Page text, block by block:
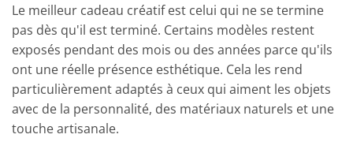
Le meilleur cadeau créatif est celui qui ne se termine
pas dès qu'il est terminé. Certains modèles restent
exposés pendant des mois ou des années parce qu'ils
ont une réelle présence esthétique. Cela les rend
particulièrement adaptés à ceux qui aiment les objets
avec de la personnalité, des matériaux naturels et une
touche artisanale.